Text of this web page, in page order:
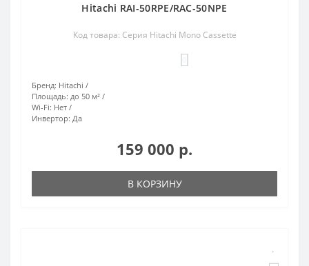
Hitachi RAI-50RPE/RAC-50NPE
Код товара: Серия Hitachi Mono Cassette
Бренд: Hitachi
Площадь: до 50 м²
Wi-Fi: Нет
Инвертор: Да
159 000 р.
В КОРЗИНУ